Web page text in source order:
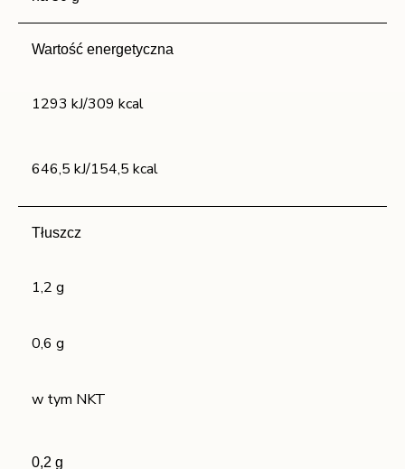
Wartość energetyczna
1293 kJ/309 kcal
646,5 kJ/154,5 kcal
Tłuszcz
1,2 g
0,6 g
w tym NKT
0,2 g